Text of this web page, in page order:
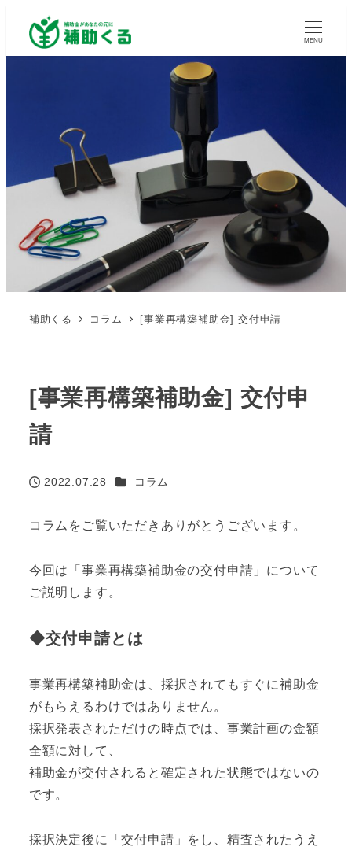
MENU
補助くる コラム [事業再構築補助金] 交付申請
[事業再構築補助金] 交付申
請
投稿日
2022.07.28 カテゴリー
コラム
コラムをご覧いただきありがとうございます。
今回は「事業再構築補助金の交付申請」について
ご説明します。
◆交付申請とは
事業再構築補助金は、採択されてもすぐに補助金
がもらえるわけではありません。
採択発表されただけの時点では、事業計画の金額
全額に対して、
補助金が交付されると確定された状態ではないの
です。
採択決定後に「交付申請」をし、精査されたうえ